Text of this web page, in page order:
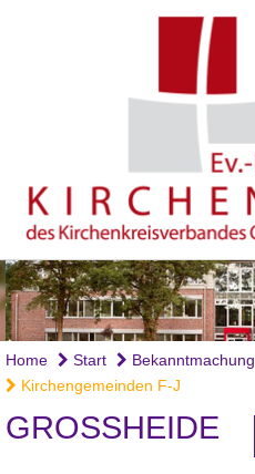
Home Start Bekanntmachung
Kirchengemeinden F-J
GROSSHEIDE